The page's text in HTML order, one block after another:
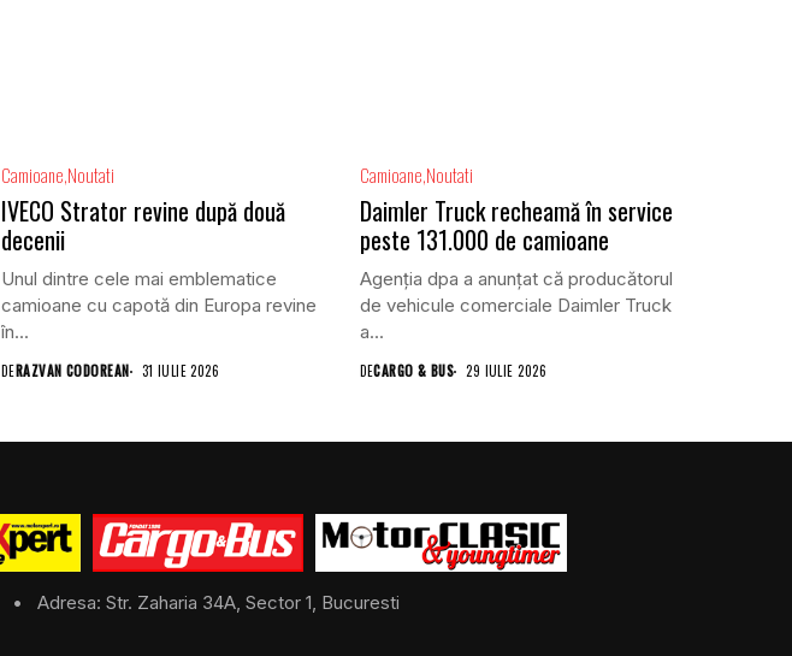
Camioane Noutati
IVECO Strator revine după două
decenii
Unul dintre cele mai emblematice
camioane cu capotă din Europa revine
în...
DERAZVAN CODOREAN 31 IULIE 2026
Camioane Noutati
Daimler Truck recheamă în service
peste 131.000 de camioane
Agenția dpa a anunțat că producătorul
de vehicule comerciale Daimler Truck
a...
DECARGO & BUS 29 IULIE 2026
• Adresa: Str. Zaharia 34A, Sector 1, Bucuresti